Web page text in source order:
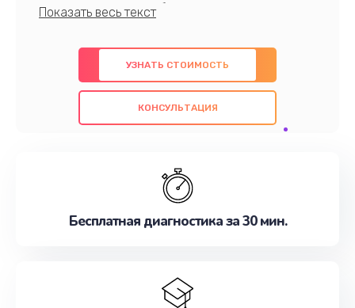
профессионалов с обширными знаниями и
предлагаем быстрый и качественный ремонт с
использованием оригинальных компонентов, а
также гарантируем качество всех
проведенных работ. Наша цель - предоставить
наилучшим образом. Не медлите записаться на
УЗНАТЬ СТОИМОСТЬ
КОНСУЛЬТАЦИЯ
Бесплатная диагностика за 30 мин.